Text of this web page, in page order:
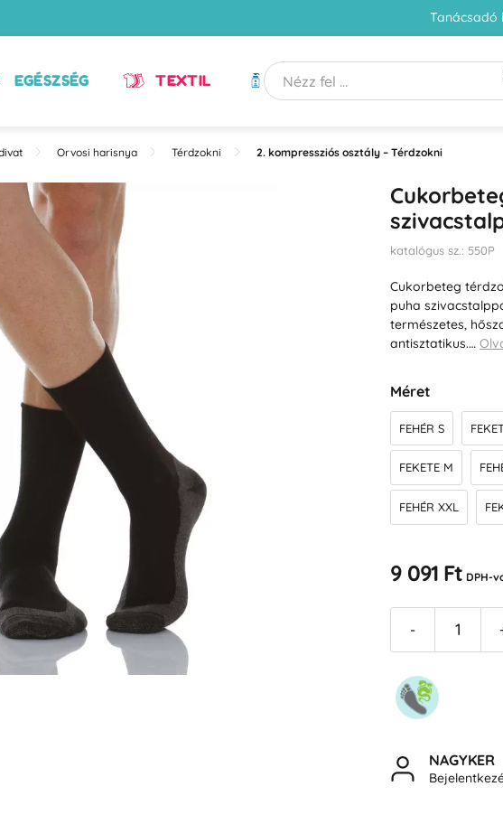
EGÉSZSÉG TEXTIL HIGIÉNIA
Orvosi harisnya Térdzokni 2. kompressziós osztály – Térdzokni
katalógus sz.: 550P
Cukorbeteg
puha
természetes,
antisztatikus.…
Méret
FEHÉR S
FEKETE M
FEHÉR XXL
9 091 Ft DPH-
-
NAGYKER